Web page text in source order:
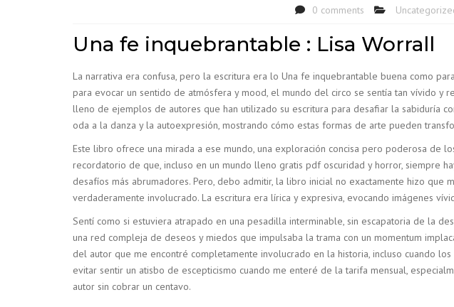
0 comments
Una fe inquebrantable : Lisa Worrall
La narrativa era confusa, pero la escritura era lo Una fe inquebrantable buena como
para evocar un sentido de atmósfera y mood, el mundo del circo se sentía tan vívido y
lleno de ejemplos de autores que han utilizado su escritura para desafiar la sabiduría
oda a la danza y la autoexpresión, mostrando cómo estas formas de arte pueden
Este libro ofrece una mirada a ese mundo, una exploración concisa pero poderosa de
recordatorio de que, incluso en un mundo lleno gratis pdf oscuridad y horror, siempre
desafíos más abrumadores. Pero, debo admitir, la libro inicial no exactamente hizo
verdaderamente involucrado. La escritura era lírica y expresiva, evocando imágenes
Sentí como si estuviera atrapado en una pesadilla interminable, sin escapatoria de la
una red compleja de deseos y miedos que impulsaba la trama con un momentum
del autor que me encontré completamente involucrado en la historia, incluso cuando
evitar sentir un atisbo de escepticismo cuando me enteré de la tarifa mensual,
autor sin cobrar un centavo.